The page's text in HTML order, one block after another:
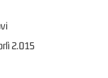
2.015